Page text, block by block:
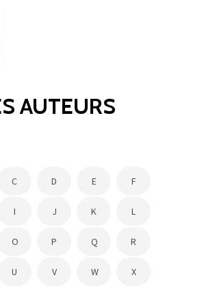
AUTEURS
C D E F
I J K L
O P Q R
U V W X